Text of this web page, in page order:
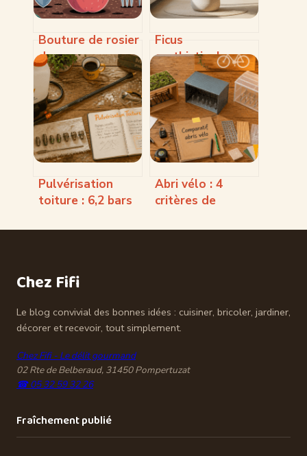
Bouture de rosier
dans une pomme
de terre :
méthode,
résultats et
alternatives
Ficus
cyathistipula :
guide complet
pour réussir cette
plante d’intérieur
Pulvérisation
toiture : 6,2 bars
portée pour un
Abri vélo : 4
critères de
protéger vos
Chez Fifi
Le blog convivial des bonnes idées : cuisiner, bricoler, jardiner,
décorer et recevoir, tout simplement.
Chez Fifi - Le délit gourmand
02 Rte de Belberaud, 31450 Pompertuzat
☎ 05 32 59 32 26
Fraîchement publié